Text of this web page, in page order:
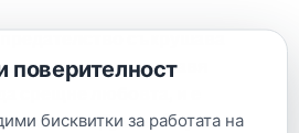
сама, тя отправя
в замяна.Думите ѝ чува
поверителност
бисквитки за работата на